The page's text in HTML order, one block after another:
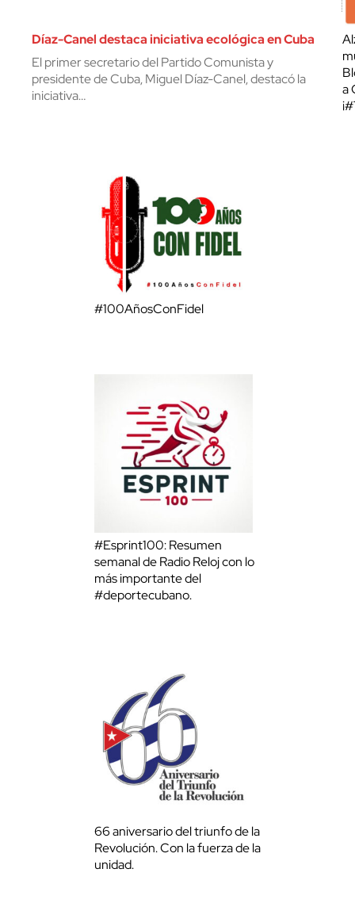
Díaz-Canel destaca iniciativa ecológica en Cuba
El primer secretario del Partido Comunista y
presidente de Cuba, Miguel Díaz-Canel, destacó la
iniciativa…
a
#100AñosConFidel
#Esprint100: Resumen
semanal de Radio Reloj con lo
más importante del
#deportecubano.
66 aniversario del triunfo de la
Revolución. Con la fuerza de la
unidad.